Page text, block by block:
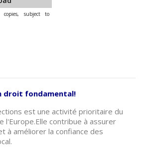
subject to
droit fondamental!
est une activité prioritaire du
l'Europe.Elle contribue à assurer
à améliorer la confiance des